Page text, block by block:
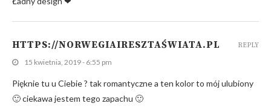
HTTPS://NORWEGIAIRESZTAŚWIATA.PL
15 kwietnia, 2019 - 6:55 pm
Pięknie tu u Ciebie ? tak romantyczne a ten kolor to mój ulubiony
🙂 ciekawa jestem tego zapachu 🙂
REPLY